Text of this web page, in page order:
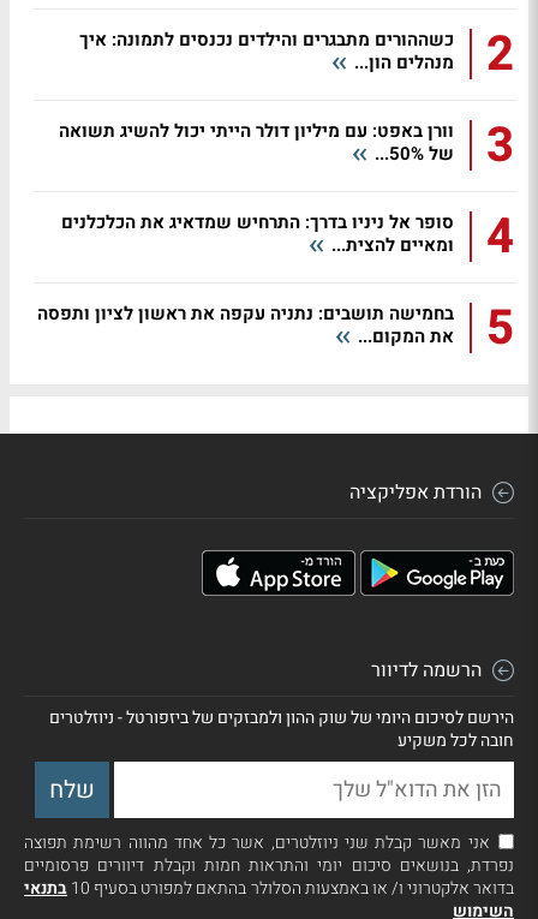
2
כשההורים מתבגרים והילדים נכנסים לתמונה: איך
מנהלים הון...
3
וורן באפט: עם מיליון דולר הייתי יכול להשיג תשואה
של 50%...
4
סופר אל ניניו בדרך: התרחיש שמדאיג את הכלכלנים
ומאיים להצית...
5
בחמישה תושבים: נתניה עקפה את ראשון לציון ותפסה
את המקום...
הורדת אפליקציה
הרשמה לדיוור
הירשם לסיכום היומי של שוק ההון ולמבזקים של ביזפורטל - ניוזלטרים
חובה לכל משקיע
אני מאשר קבלת שני ניוזלטרים, אשר כל אחד מהווה רשימת תפוצה
נפרדת, בנושאים סיכום יומי והתראות חמות וקבלת דיוורים פרסומיים
בדואר אלקטרוני ו/ או באמצעות הסלולר בהתאם למפורט בסעיף 10
בתנאי
השימוש